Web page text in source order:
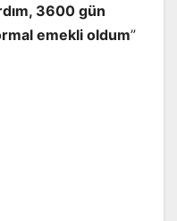
3600 gün
emekli oldum”